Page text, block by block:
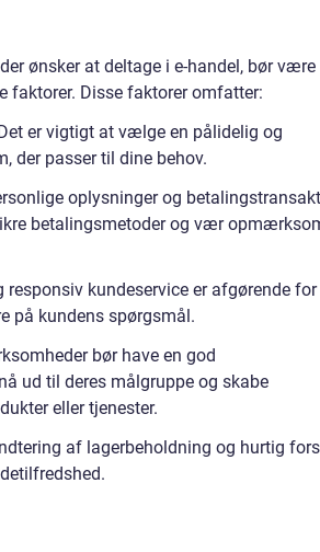
ønsker at deltage i e-handel, bør være
Disse faktorer omfatter:
er vigtigt at vælge en pålidelig og
der passer til dine behov.
oplysninger og
betalingsmetoder og vær
responsiv kundeservice er afgørende
på kundens spørgsmål.
bør have en god
ud til deres målgruppe og skabe
eller tjenester.
af lagerbeholdning og hurtig